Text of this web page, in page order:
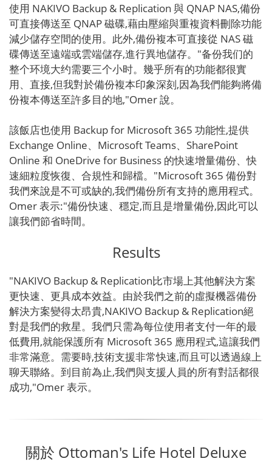
使用 NAKIVO Backup & Replication 與 QNAP NAS,備份
可直接傳送至 QNAP 磁碟,藉由壓縮與重複資料刪除功能
減少儲存空間的使用。此外,備份複本可直接從 NAS 磁
碟傳送至遠端或雲端儲存,進行異地儲存。"备份我们的
整个环境大约需要三个小时。幾乎所有的功能都很實
用、直接,但我對於備份複本印象深刻,因為我們能夠將備
份複本傳送至許多目的地,"Omer 說。
該飯店也使用 Backup for Microsoft 365 功能性,提供
Exchange Online、Microsoft Teams、SharePoint
Online 和 OneDrive for Business 的快速增量備份、快
速細粒度恢復、合規性和歸檔。"Microsoft 365 備份對
我們來說是不可或缺的,我們備份所有支持的應用程式。
Omer 表示:"備份快速、穩定,而且是增量備份,因此可以
讓我們節省時間。
Results
"NAKIVO Backup & Replication比市場上其他解決方案
更快速、更具成本效益。由於我們之前的虛擬機器備份
解決方案變得太昂貴,NAKIVO Backup & Replication絕
對是我們的救星。我們只需為每位使用者支付一年的最
低費用,就能保護所有 Microsoft 365 應用程式,這讓我們
非常滿意。需要時,技術支援非常快速,而且可以透過線上
聊天聯絡。到目前為止,我們與支援人員的所有對話都很
成功,"Omer 表示。
關於 Ottoman's Life Hotel Deluxe